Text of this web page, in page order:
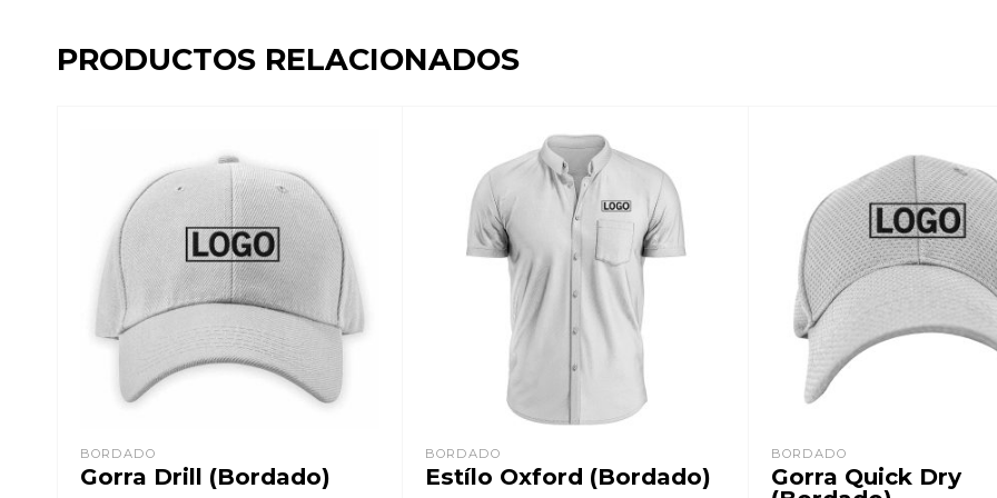
PRODUCTOS RELACIONADOS
BORDADO
Gorra Drill (Bordado)
BORDADO
Estílo Oxford (Bordado)
BORDADO
Gorra Quick Dry